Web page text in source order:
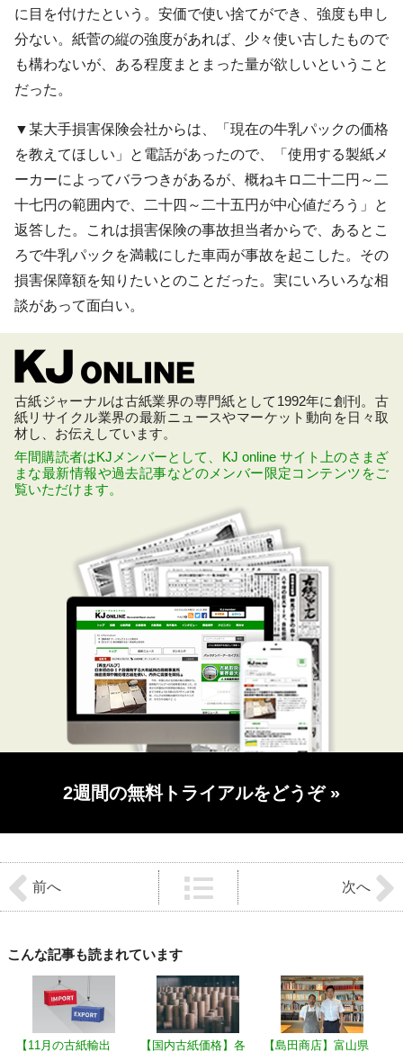
に目を付けたという。安価で使い捨てができ、強度も申し
分ない。紙菅の縦の強度があれば、少々使い古したもので
も構わないが、ある程度まとまった量が欲しいということ
だった。
▼某大手損害保険会社からは、「現在の牛乳パックの価格
を教えてほしい」と電話があったので、「使用する製紙メ
ーカーによってバラつきがあるが、概ねキロ二十二円～二
十七円の範囲内で、二十四～二十五円が中心値だろう」と
返答した。これは損害保険の事故担当者からで、あるとこ
ろで牛乳パックを満載にした車両が事故を起こした。その
損害保障額を知りたいとのことだった。実にいろいろな相
談があって面白い。
古紙ジャーナルは古紙業界の専門紙として1992年に創刊。古
紙リサイクル業界の最新ニュースやマーケット動向を日々取
材し、お伝えしています。
年間購読者はKJメンバーとして、KJ online サイト上のさまざ
まな最新情報や過去記事などのメンバー限定コンテンツをご
覧いただけます。
2週間の無料トライアルをどうぞ »
後
の
記
の
前へ 次へ
こんな記事も読まれています
【11月の古紙輸出 【国内古紙価格】各 【島田商店】富山県